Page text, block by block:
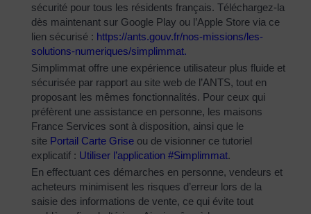
sécurité pour tous les résidents français. Téléchargez-la
dès maintenant sur Google Play ou l’Apple Store via ce
lien sécurisé : https://ants.gouv.fr/nos-missions/les-
solutions-numeriques/simplimmat.
Simplimmat offre une expérience utilisateur plus fluide et
sécurisée par rapport au site web de l’ANTS, tout en
proposant les mêmes fonctionnalités. Pour ceux qui
préfèrent une assistance en personne, les maisons
France Services sont à disposition, ainsi que le
site Portail Carte Grise ou de visionner ce tutoriel
explicatif : Utiliser l’application #Simplimmat.
En effectuant ces démarches en personne, vendeurs et
acheteurs minimisent les risques d’erreur lors de la
saisie des informations de vente, ce qui évite tout